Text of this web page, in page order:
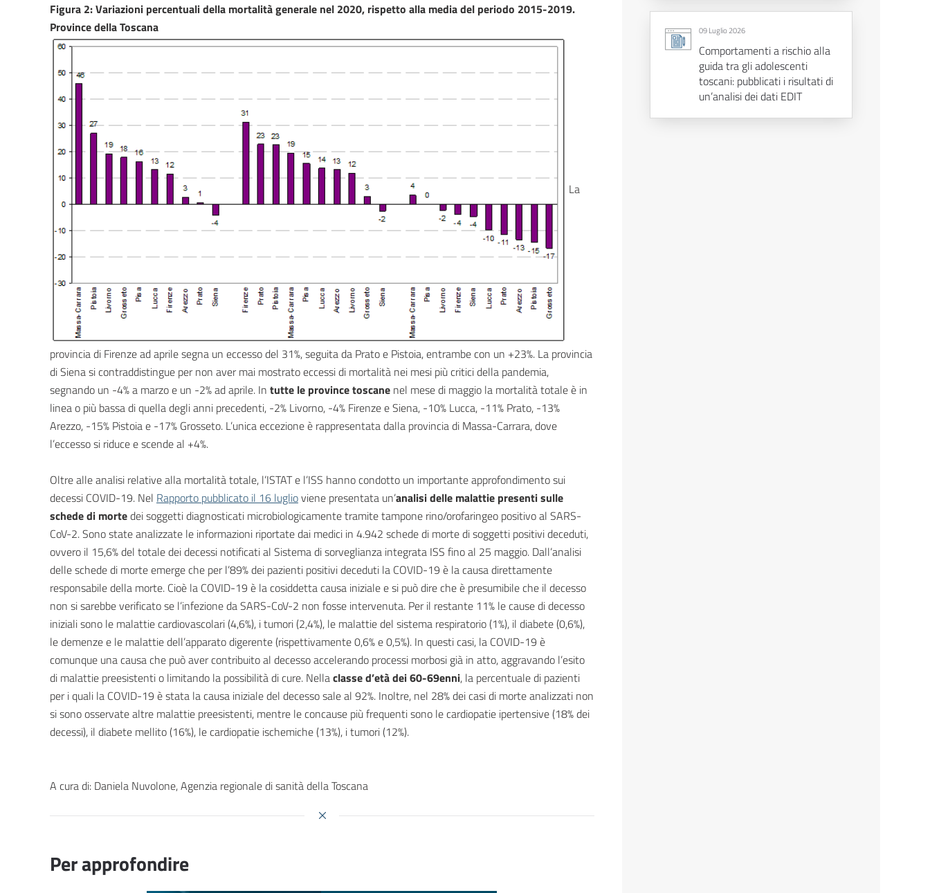
Figura 2: Variazioni percentuali della mortalità generale nel 2020, rispetto alla media del periodo 2015-2019.
Province della Toscana
La
provincia di Firenze ad aprile segna un eccesso del 31%, seguita da Prato e Pistoia, entrambe con un +23%. La provincia
di Siena si contraddistingue per non aver mai mostrato eccessi di mortalità nei mesi più critici della pandemia,
segnando un -4% a marzo e un -2% ad aprile. In tutte le province toscane nel mese di maggio la mortalità totale è in
linea o più bassa di quella degli anni precedenti, -2% Livorno, -4% Firenze e Siena, -10% Lucca, -11% Prato, -13%
Arezzo, -15% Pistoia e -17% Grosseto. L’unica eccezione è rappresentata dalla provincia di Massa-Carrara, dove
l’eccesso si riduce e scende al +4%.
Oltre alle analisi relative alla mortalità totale, l’ISTAT e l’ISS hanno condotto un importante approfondimento sui
decessi COVID-19. Nel Rapporto pubblicato il 16 luglioviene presentata un’analisi delle malattie presenti sulle
schede di mortedei soggetti diagnosticati microbiologicamente tramite tampone rino/orofaringeo positivo al SARS-
CoV-2. Sono state analizzate le informazioni riportate dai medici in 4.942 schede di morte di soggetti positivi deceduti,
ovvero il 15,6% del totale dei decessi notificati al Sistema di sorveglianza integrata ISS fino al 25 maggio. Dall’analisi
delle schede di morte emerge che per l’89% dei pazienti positivi deceduti la COVID-19 è la causa direttamente
responsabile della morte. Cioè la COVID-19 è la cosiddetta causa iniziale e si può dire che è presumibile che il decesso
non si sarebbe verificato se l’infezione da SARS-CoV-2 non fosse intervenuta. Per il restante 11% le cause di decesso
iniziali sono le malattie cardiovascolari (4,6%), i tumori (2,4%), le malattie del sistema respiratorio (1%), il diabete (0,6%),
le demenze e le malattie dell’apparato digerente (rispettivamente 0,6% e 0,5%). In questi casi, la COVID-19 è
comunque una causa che può aver contribuito al decesso accelerando processi morbosi già in atto, aggravando l’esito
di malattie preesistenti o limitando la possibilità di cure. Nellaclasse d’età dei 60-69enni, la percentuale di pazienti
per i quali la COVID-19 è stata la causa iniziale del decesso sale al 92%. Inoltre, nel 28% dei casi di morte analizzati non
si sono osservate altre malattie preesistenti, mentre le concause più frequenti sono le cardiopatie ipertensive (18% dei
decessi), il diabete mellito (16%), le cardiopatie ischemiche (13%), i tumori (12%).
A cura di: Daniela Nuvolone, Agenzia regionale di sanità della Toscana
Per approfondire
09 Luglio 2026
Comportamenti a rischio alla
guida tra gli adolescenti
toscani: pubblicati i risultati di
un’analisi dei dati EDIT